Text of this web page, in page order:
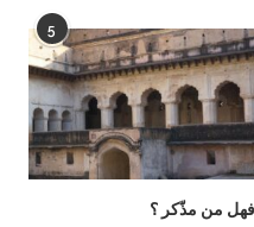
5
فهل من مذّكر ؟